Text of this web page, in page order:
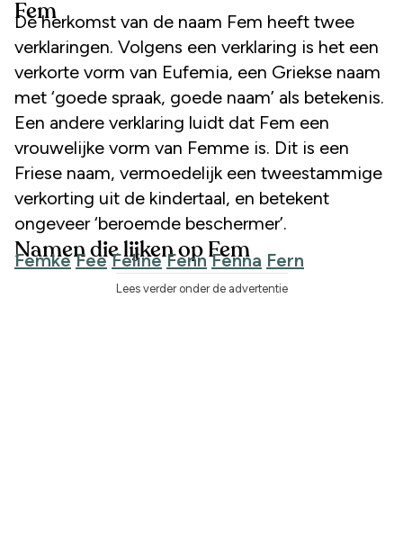
Fem
De herkomst van de naam Fem heeft twee
verklaringen. Volgens een verklaring is het een
verkorte vorm van Eufemia, een Griekse naam
met ‘goede spraak, goede naam’ als betekenis.
Een andere verklaring luidt dat Fem een
vrouwelijke vorm van Femme is. Dit is een
Friese naam, vermoedelijk een tweestammige
verkorting uit de kindertaal, en betekent
ongeveer ‘beroemde beschermer’.
Namen die lijken op Fem
Femke Fee Feline Fenn Fenna Fern
Lees verder onder de advertentie